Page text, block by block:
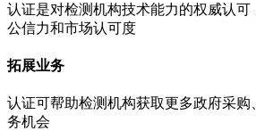
认证是对检测机构技术能力的权威认可
公信力和市场认可度
拓展业务
认证可帮助检测机构获取更多政府采购
务机会